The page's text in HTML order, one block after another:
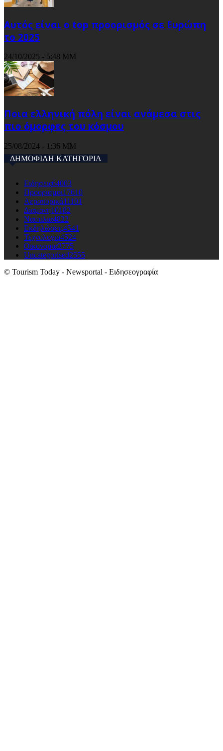
Αυτός είναι ο top προορισμός σε Ευρώπη
το 2025
24/10/2025 - 5:48 ΜΜ
Ποια ελληνική πόλη είναι ανάμεσα στις
πιο όμορφες του κόσμου
25/08/2024 - 1:36 ΜΜ
ΔΗΜΟΦΙΛΗ ΚΑΤΗΓΟΡΙΑ
Ειδησεις64003
Προορισμοι17610
Αεροπορικά11101
Διαμονη10182
Ναυτιλια4822
Εκδηλώσεις4541
Τεχνολογια4524
Οικονομια3775
Uncategorised2555
© Tourism Today - Newsportal - Ειδησεογραφία